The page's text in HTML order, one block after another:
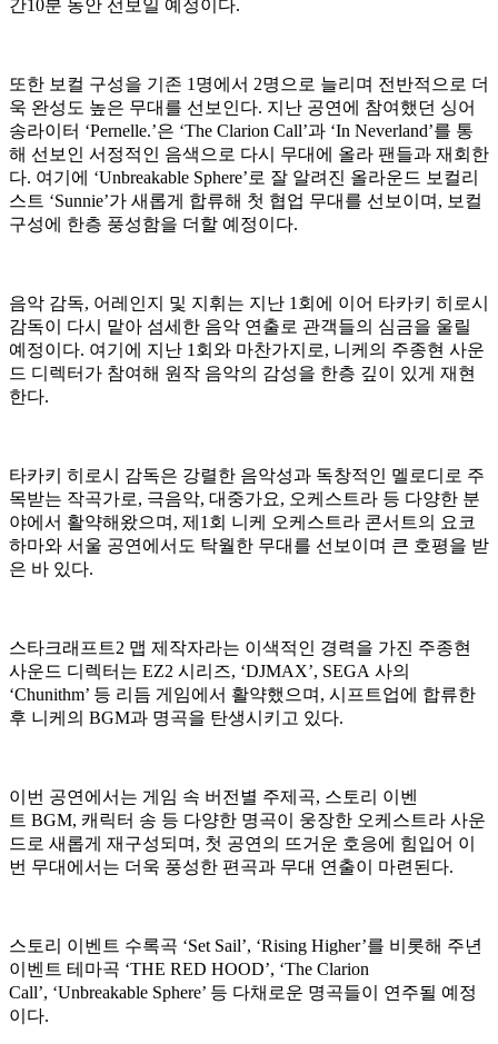
간10분 동안 선보일 예정이다.
또한 보컬 구성을 기존 1명에서 2명으로 늘리며 전반적으로 더
욱 완성도 높은 무대를 선보인다. 지난 공연에 참여했던 싱어
송라이터 ‘Pernelle.’은 ‘The Clarion Call’과 ‘In Neverland’를 통
해 선보인 서정적인 음색으로 다시 무대에 올라 팬들과 재회한
다. 여기에 ‘Unbreakable Sphere’로 잘 알려진 올라운드 보컬리
스트 ‘Sunnie’가 새롭게 합류해 첫 협업 무대를 선보이며, 보컬
구성에 한층 풍성함을 더할 예정이다.
음악 감독, 어레인지 및 지휘는 지난 1회에 이어 타카키 히로시
감독이 다시 맡아 섬세한 음악 연출로 관객들의 심금을 울릴
예정이다. 여기에 지난 1회와 마찬가지로, 니케의 주종현 사운
드 디렉터가 참여해 원작 음악의 감성을 한층 깊이 있게 재현
한다.
타카키 히로시 감독은 강렬한 음악성과 독창적인 멜로디로 주
목받는 작곡가로, 극음악, 대중가요, 오케스트라 등 다양한 분
야에서 활약해왔으며, 제1회 니케 오케스트라 콘서트의 요코
하마와 서울 공연에서도 탁월한 무대를 선보이며 큰 호평을 받
은 바 있다.
스타크래프트2 맵 제작자라는 이색적인 경력을 가진 주종현
사운드 디렉터는 EZ2 시리즈, ‘DJMAX’, SEGA 사의
‘Chunithm’ 등 리듬 게임에서 활약했으며, 시프트업에 합류한
후 니케의 BGM과 명곡을 탄생시키고 있다.
이번 공연에서는 게임 속 버전별 주제곡, 스토리 이벤
트 BGM, 캐릭터 송 등 다양한 명곡이 웅장한 오케스트라 사운
드로 새롭게 재구성되며, 첫 공연의 뜨거운 호응에 힘입어 이
번 무대에서는 더욱 풍성한 편곡과 무대 연출이 마련된다.
스토리 이벤트 수록곡 ‘Set Sail’, ‘Rising Higher’를 비롯해 주년
이벤트 테마곡 ‘THE RED HOOD’, ‘The Clarion
Call’, ‘Unbreakable Sphere’ 등 다채로운 명곡들이 연주될 예정
이다.